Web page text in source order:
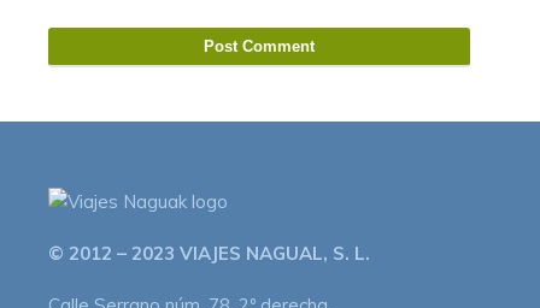
© 2012 – 2023 VIAJES NAGUAL, S. L.